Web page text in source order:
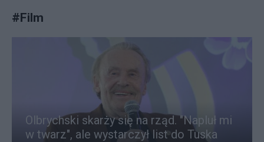
#Film
Olbrychski skarży się na rząd. "Napluł mi
w twarz", ale wystarczył list do Tuska